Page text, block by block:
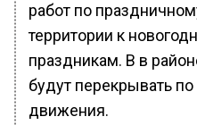
работ по
территории к
праздникам. В в
будут перекрывать
движения.